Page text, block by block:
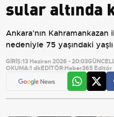
sular altında
Ankara'nın Kahramankazan
nedeniyle 75 yaşındaki
GİRİŞ:13 Haziran 2026 - 20:03
OKUMA:1 dkEDİTÖR:Haber365 Editör